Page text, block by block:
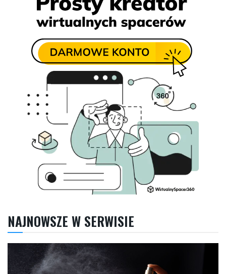
NAJNOWSZE W SERWISIE